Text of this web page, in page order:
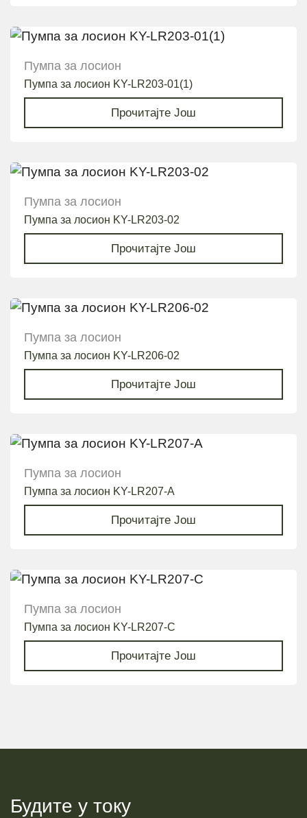
Пумпа за лосион
Пумпа за лосион KY-LR203-01(1)
Прочитајте Још
Пумпа за лосион
Пумпа за лосион KY-LR203-02
Прочитајте Још
Пумпа за лосион
Пумпа за лосион KY-LR206-02
Прочитајте Још
Пумпа за лосион
Пумпа за лосион KY-LR207-A
Прочитајте Још
Пумпа за лосион
Пумпа за лосион KY-LR207-C
Прочитајте Још
Будите у току